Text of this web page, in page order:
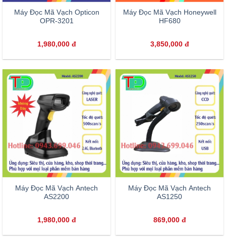
Máy Đọc Mã Vạch Opticon
OPR-3201
1,980,000 đ
Máy Đọc Mã Vạch Honeywell
HF680
3,850,000 đ
Máy Đọc Mã Vạch Antech
AS2200
1,980,000 đ
Máy Đọc Mã Vạch Antech
AS1250
869,000 đ